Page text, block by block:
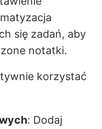
się zadań, aby
notatki.
korzystać
: Dodaj